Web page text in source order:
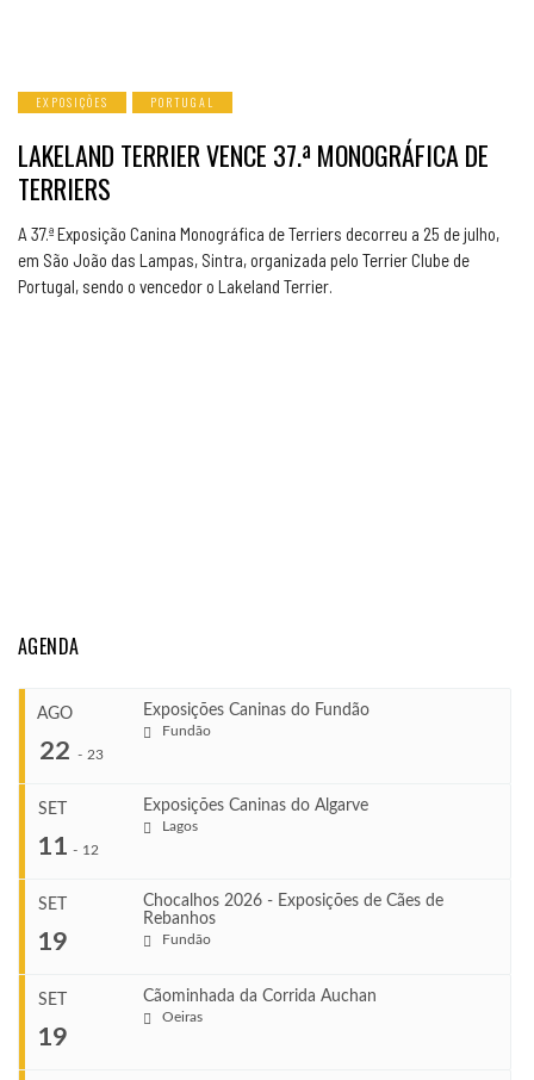
EXPOSIÇÕES PORTUGAL
LAKELAND TERRIER VENCE 37.ª MONOGRÁFICA DE
TERRIERS
A 37.ª Exposição Canina Monográfica de Terriers decorreu a 25 de julho,
em São João das Lampas, Sintra, organizada pelo Terrier Clube de
Portugal, sendo o vencedor o Lakeland Terrier.
AGENDA
AGO
22 - 23
Exposições Caninas do Fundão
Fundão
Ago 22, 2026
Ago 23, 2026
VENUE
SET
11 - 12
Exposições Caninas do Algarve
Lagos
Set 11, 2026
SET
19
Chocalhos 2026 - Exposições de Cães de
Rebanhos
Fundão
SET
19
Cãominhada da Corrida Auchan
Oeiras